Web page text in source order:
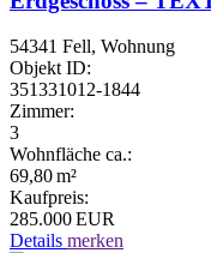
54341 Fell, Wohnung
Objekt ID:
351331012-1844
Zimmer:
3
Wohnfläche ca.:
69,80 m²
Kaufpreis:
285.000 EUR
Details merken